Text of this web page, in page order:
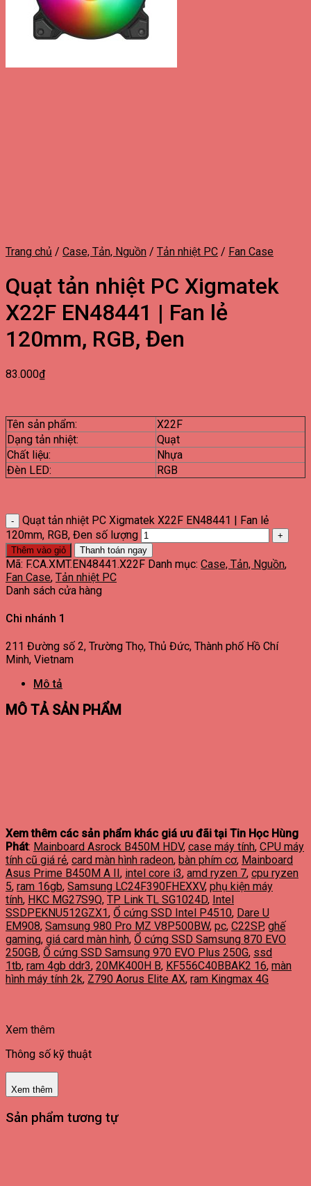
Trang chủ / Case, Tản, Nguồn / Tản nhiệt PC / Fan Case
Quạt tản nhiệt PC Xigmatek
X22F EN48441 | Fan lẻ
120mm, RGB, Đen
83.000₫
Tên sản phẩm:
X22F
Dạng tản nhiệt:
Quạt
Chất liệu:
Nhựa
Đèn LED:
RGB
Quạt tản nhiệt PC Xigmatek X22F EN48441 | Fan lẻ
120mm, RGB, Đen số lượng
Thêm vào giỏ Thanh toán ngay
Mã: F.CA.XMT.EN48441.X22F Danh mục: Case, Tản, Nguồn,
Fan Case, Tản nhiệt PC
Danh sách cửa hàng
Chi nhánh 1
211 Đường số 2, Trường Thọ, Thủ Đức, Thành phố Hồ Chí
Minh, Vietnam
Mô tả
MÔ TẢ SẢN PHẨM
Xem thêm các sản phẩm khác giá ưu đãi tại Tin Học Hùng
Phát: Mainboard Asrock B450M HDV, case máy tính, CPU máy
tính cũ giá rẻ, card màn hình radeon, bàn phím cơ, Mainboard
Asus Prime B450M A II , intel core i3, amd ryzen 7, cpu ryzen
5, ram 16gb, Samsung LC24F390FHEXXV, phụ kiện máy
tính, HKC MG27S9Q, TP Link TL SG1024D, Intel
SSDPEKNU512GZX1, Ổ cứng SSD Intel P4510, Dare U
EM908, Samsung 980 Pro MZ V8P500BW, pc, C22SP, ghế
gaming, giá card màn hình, Ổ cứng SSD Samsung 870 EVO
250GB, Ổ cứng SSD Samsung 970 EVO Plus 250G, ssd
1tb, ram 4gb ddr3, 20MK400H B, KF556C40BBAK2 16, màn
hình máy tính 2k, Z790 Aorus Elite AX, ram Kingmax 4G
Xem thêm
Thông số kỹ thuật
Xem thêm
Sản phẩm tương tự